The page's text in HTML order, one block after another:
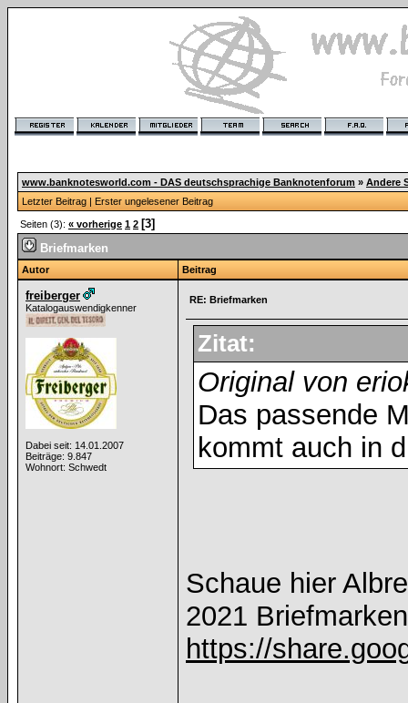
www.banknotesworld.com - DAS deutschsprachige Banknotenforum » Andere
Letzter Beitrag | Erster ungelesener Beitrag
Seiten (3): « vorherige 1 2 [3]
Briefmarken
Autor Beitrag
freiberger
Katalogauswendigkenner
Dabei seit: 14.01.2007
Beiträge: 9.847
Wohnort: Schwedt
RE: Briefmarken
Zitat:
Original von
Das passende
kommt auch in
Schaue hier
2021
https://